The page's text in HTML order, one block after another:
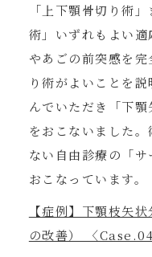
「上下顎骨切り術
術」いずれもよい
やあごの前突感を
り術がよいことを
んでいただき「下
をおこないました
ない自由診療の「
おこなっています。
【症例】下顎枝矢
の改善） 〈